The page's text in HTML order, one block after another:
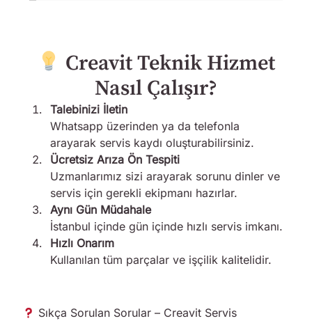
Creavit Teknik Hizmet
Nasıl Çalışır?
Talebinizi İletin
Whatsapp üzerinden ya da telefonla
arayarak servis kaydı oluşturabilirsiniz.
Ücretsiz Arıza Ön Tespiti
Uzmanlarımız sizi arayarak sorunu dinler ve
servis için gerekli ekipmanı hazırlar.
Aynı Gün Müdahale
İstanbul içinde gün içinde hızlı servis imkanı.
Hızlı Onarım
Kullanılan tüm parçalar ve işçilik kalitelidir.
Sıkça Sorulan Sorular – Creavit Servis